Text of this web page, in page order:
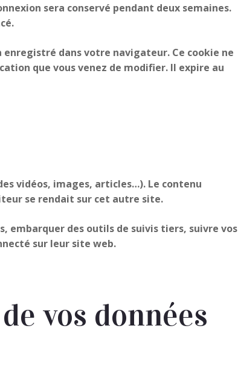
sera conservé pendant deux semaines.
dans votre navigateur. Ce cookie ne
que vous venez de modifier. Il expire au
vidéos, images, articles…). Le contenu
se rendait sur cet autre site.
embarquer des outils de suivis tiers, suivre vos
sur leur site web.
vos données